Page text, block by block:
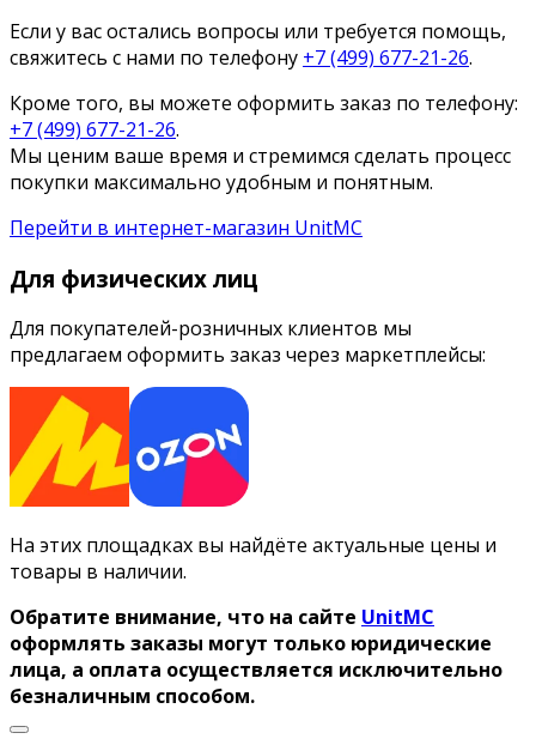
Если у вас остались вопросы или требуется помощь,
свяжитесь с нами по телефону +7 (499) 677-21-26.
Кроме того, вы можете оформить заказ по телефону:
+7 (499) 677-21-26.
Мы ценим ваше время и стремимся сделать процесс
покупки максимально удобным и понятным.
Перейти в интернет-магазин UnitMC
Для физических лиц
Для покупателей-розничных клиентов мы
предлагаем оформить заказ через маркетплейсы:
На этих площадках вы найдёте актуальные цены и
товары в наличии.
Обратите внимание, что на сайте UnitMC
оформлять заказы могут только юридические
лица, а оплата осуществляется исключительно
безналичным способом.